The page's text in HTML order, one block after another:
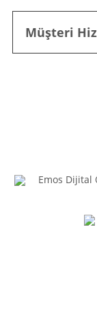
Müşteri
Emos Dijital